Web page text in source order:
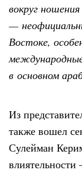
вокруг
—
Востоке,
в основном
Из
также вошел
Сулейман
влиятельности